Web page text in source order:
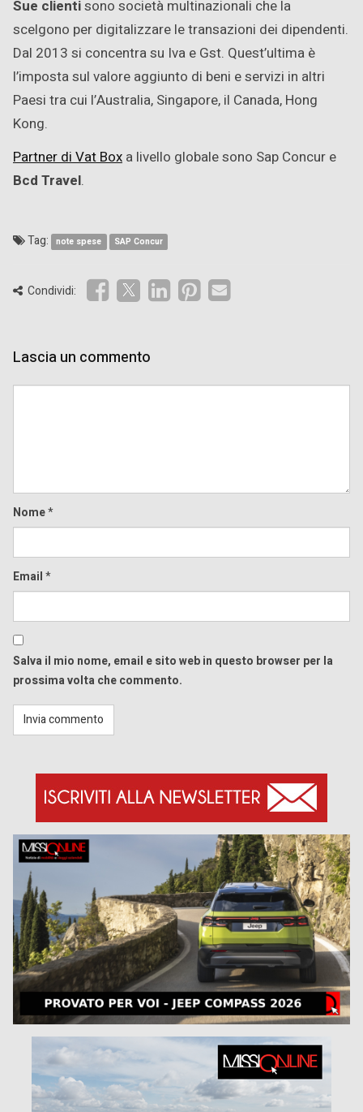
Sue clientisono società multinazionali che la
scelgono per digitalizzare le transazioni dei dipendenti.
Dal 2013 si concentra su Iva e Gst. Quest’ultima è
l’imposta sul valore aggiunto di beni e servizi in altri
Paesi tra cui l’Australia, Singapore, il Canada, Hong
Kong.
Partner di Vat Box a livello globale sono Sap Concur e
Bcd Travel.
Tag: note spese SAP Concur
Condividi:
Lascia un commento
Nome*
Email*
Salva il mio nome, email e sito web in questo browser per la
prossima volta che commento.